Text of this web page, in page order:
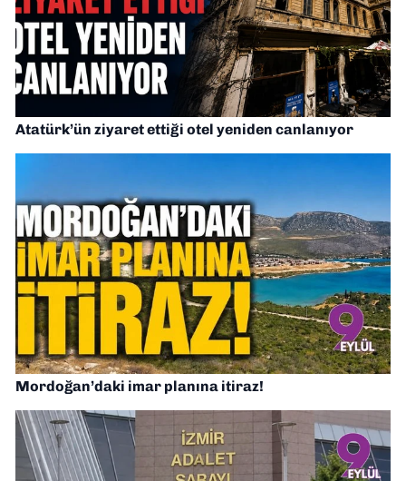
Atatürk’ün ziyaret ettiği otel yeniden canlanıyor
Mordoğan’daki imar planına itiraz!